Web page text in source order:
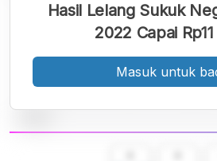
Hasil Lelang Sukuk
2022 Capai
Masuk untuk